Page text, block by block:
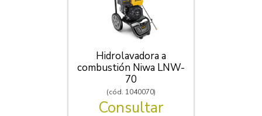
Hidrolavadora a
combustión Niwa LNW-
70
(cód. 1040070)
Consultar